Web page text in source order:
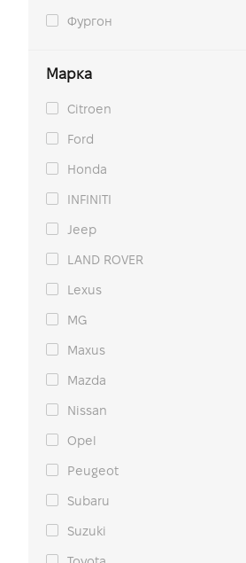
Фургон
Марка
Citroen
Ford
Honda
INFINITI
Jeep
LAND ROVER
Lexus
MG
Maxus
Mazda
Nissan
Opel
Peugeot
Subaru
Suzuki